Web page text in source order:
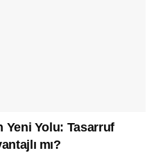
Yeni Yolu: Tasarruf
mı?